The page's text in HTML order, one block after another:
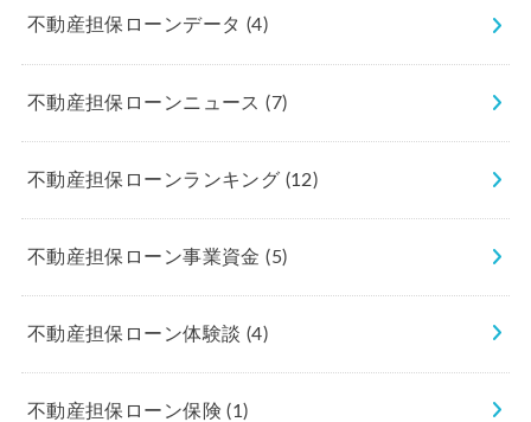
不動産担保ローンデータ (4)
不動産担保ローンニュース(7)
不動産担保ローンランキング (12)
不動産担保ローン事業資金(5)
不動産担保ローン体験談 (4)
不動産担保ローン保険(1)